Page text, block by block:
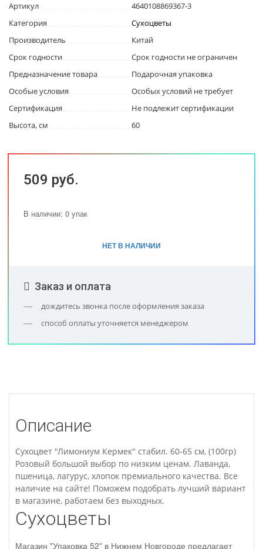
Артикул
4640108869367-3
Категория
Сухоцветы
Производитель
Китай
Срок годности
Срок годности не ограничен
Предназначение товара
Подарочная упаковка
Особые условия
Особых условий не требует
Сертификация
Не подлежит сертификации
Высота, см
60
509 руб.
В наличии: 0 упак
НЕТ В НАЛИЧИИ
Заказ и оплата
дождитесь звонка после оформления заказа
способ оплаты уточняется менеджером
Описание
Сухоцвет "Лимониум Кермек" стабил. 60-65 см, (100гр)
Розовый большой выбор по низким ценам. Лаванда,
пшеница, лагурус, хлопок премиального качества. Все
наличие на сайте! Поможем подобрать лучший вариант
в магазине, работаем без выходных.
Сухоцветы
Магазин "Упаковка 52" в Нижнем Новгороде предлагает